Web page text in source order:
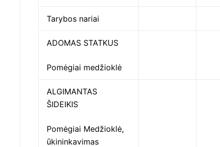
Tarybos nariai
ADOMAS STATKUS
Pomėgiai medžioklė
ALGIMANTAS
ŠIDEIKIS
Pomėgiai Medžioklė,
ūkininkavimas